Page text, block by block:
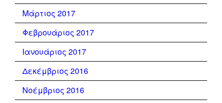
Μάρτιος 2017
Φεβρουάριος 2017
Ιανουάριος 2017
Δεκέμβριος 2016
Νοέμβριος 2016